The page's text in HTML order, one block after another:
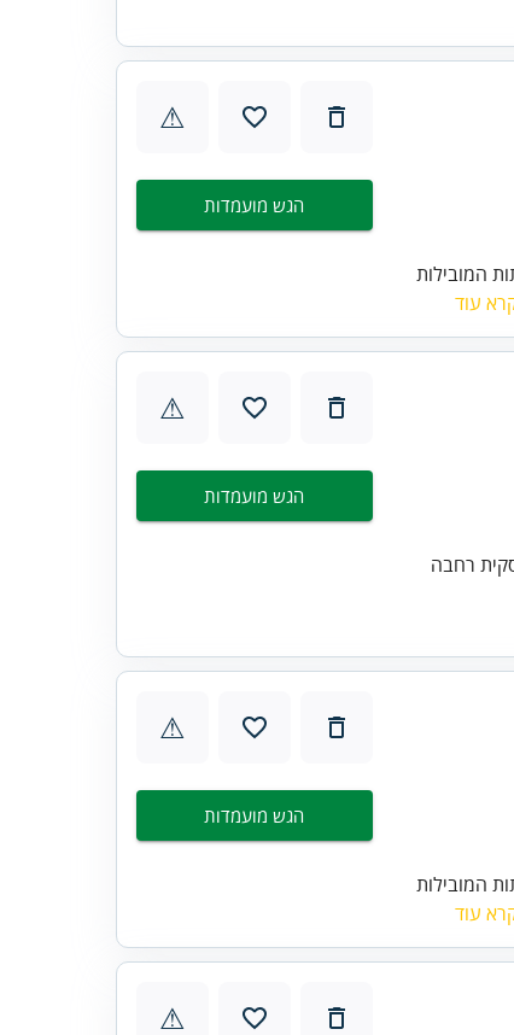
המובילות
עוד
⚠
הגש מועמדות
רחבה
⚠
הגש מועמדות
המובילות
עוד
⚠
הגש מועמדות
⚠